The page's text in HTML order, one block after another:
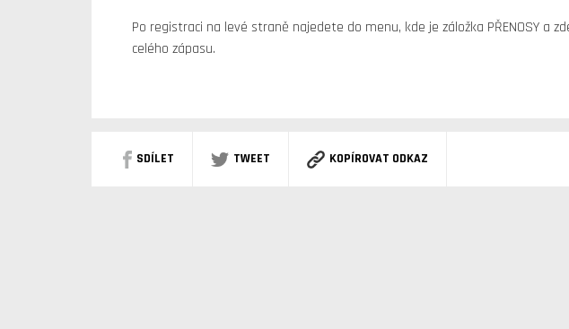
Po registraci na levé straně najedete do menu, kde je záložka PŘENOSY a
celého zápasu.
SDÍLET TWEET KOPÍROVAT ODKAZ